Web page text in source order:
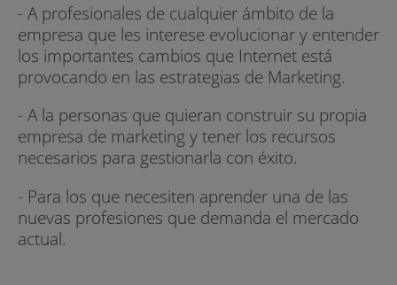
- A profesionales de cualquier ámbito de la
empresa que les interese evolucionar y entender
los importantes cambios que Internet está
provocando en las estrategias de Marketing.
- A la personas que quieran construir su propia
empresa de marketing y tener los recursos
necesarios para gestionarla con éxito.
- Para los que necesiten aprender una de las
nuevas profesiones que demanda el mercado
actual.